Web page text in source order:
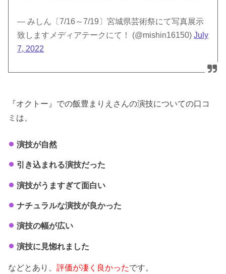
— みしん〔7/16～7/19〕宮城県芸術祭にて写真展示
致しますメディアテークにて！ (@mishin16150)July
7, 2022
『オクトー』での飯豊まりえさんの演技についての口コ
ミは、
演技が自然
引き込まれる演技だった
演技がうますぎて面白い
ナチュラルな演技が良かった
演技の幅が広い
演技に見惚れました
などとあり、評価が凄く良かったです。